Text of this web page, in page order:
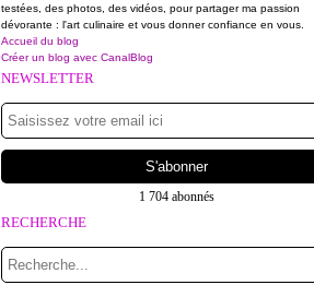
testées, des photos, des vidéos, pour partager ma passion
dévorante : l'art culinaire et vous donner confiance en vous.
Accueil du blog
Créer un blog avec CanalBlog
NEWSLETTER
1 704 abonnés
RECHERCHE